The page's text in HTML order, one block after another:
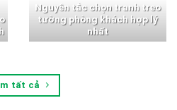
Nguyên tắc chọn tranh treo
tường phòng khách hợp lý
nhất
tất cả